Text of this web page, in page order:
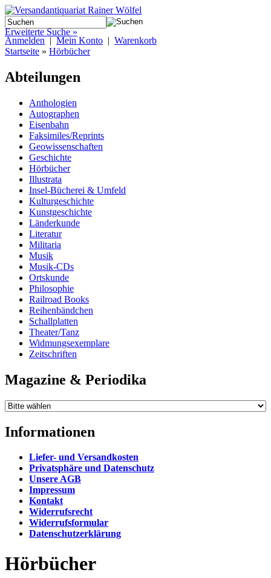
Erweiterte Suche »
Anmelden | Mein Konto | Warenkorb
Startseite » Hörbücher
Abteilungen
Anthologien
Autographen
Eisenbahn
Faksimiles/Reprints
Geowissenschaften
Geschichte
Hörbücher
Illustrata
Insel-Bücherei & Umfeld
Kulturgeschichte
Kunstgeschichte
Länderkunde
Literatur
Militaria
Musik
Musik-CDs
Ortskunde
Philosophie
Railroad Books
Reihenbändchen
Schallplatten
Theater/Tanz
Widmungsexemplare
Zeitschriften
Magazine & Periodika
Informationen
Liefer- und Versandkosten
Privatsphäre und Datenschutz
Unsere AGB
Impressum
Kontakt
Widerrufsrecht
Widerrufsformular
Datenschutzerklärung
Hörbücher